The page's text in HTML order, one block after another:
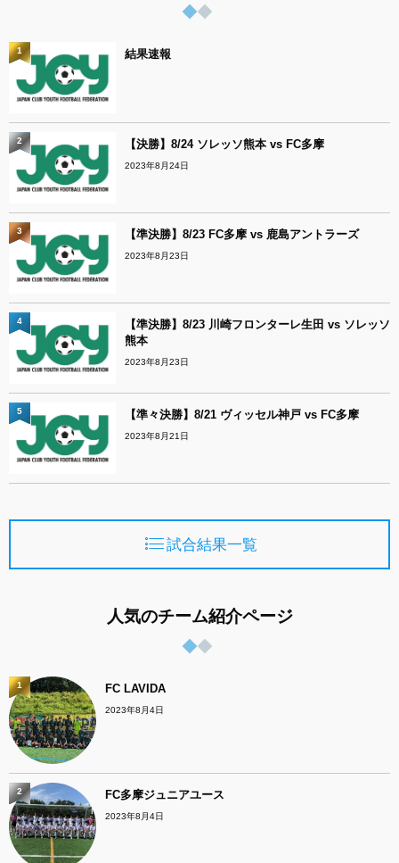
結果速報
1
【決勝】8/24 ソレッソ熊本 vs FC多摩
2023年8月24日
2
【準決勝】8/23 FC多摩 vs 鹿島アントラーズ
2023年8月23日
3
【準決勝】8/23 川崎フロンターレ生田 vs ソレッソ
熊本
2023年8月23日
4
【準々決勝】8/21 ヴィッセル神戸 vs FC多摩
2023年8月21日
5
試合結果一覧
人気のチーム紹介ページ
FC LAVIDA
2023年8月4日
1
FC多摩ジュニアユース
2023年8月4日
2